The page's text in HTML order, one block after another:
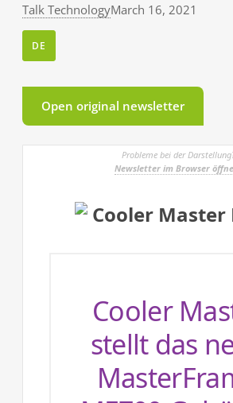
Talk TechnologyMarch 16, 2021
DE
Open original newsletter